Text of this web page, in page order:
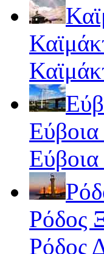
Εύβοια
Ρόδος
Ρόδος